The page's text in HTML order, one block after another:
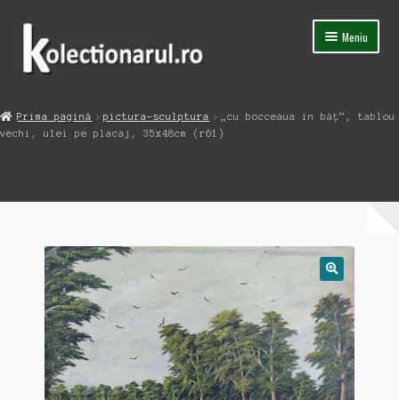
Sari
navigare
Sari
conținut
Meniu
Magazin
Contact
Prima pagină pictura-sculptura
„cu bocceaua in băț”, tablou
vechi, ulei pe placaj, 35x48cm (r61)